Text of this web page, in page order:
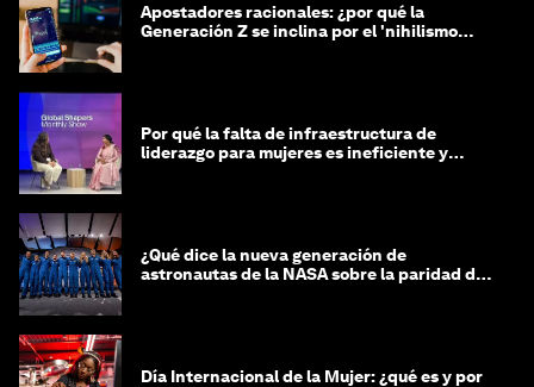
Apostadores racionales: ¿por qué la
Generación Z se inclina por el 'nihilismo
Por qué la falta de infraestructura de
liderazgo para mujeres es ineficiente y
¿Qué dice la nueva generación de
astronautas de la NASA sobre la paridad de
Día Internacional de la Mujer: ¿qué es y por